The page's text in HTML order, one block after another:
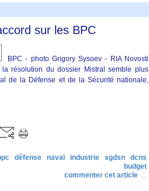
sur les BPC
BPC - photo Grigory Sysoev - RIA Novosti
résolution du dossier Mistral semble plus
de la Défense et de la Sécurité nationale,
défense naval industrie sgdsn
dcns
budget
commenter cet article …